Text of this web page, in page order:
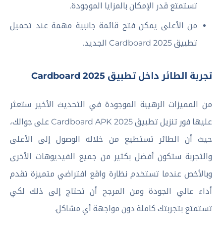
تستمتع قدر الإمكان بالمزايا الموجودة.
من الأعلى يمكن فتح قائمة جانبية مهمة عند تحميل
تطبيق Cardboard 2025 الجديد.
تجربة الطائر داخل تطبيق Cardboard 2025
من المميزات الرهيبة الموجودة في التحديث الأخير ستعثر
عليها فور تنزيل تطبيق Cardboard APK 2025 على جوالك،
حيث أن الطائر تستطيع من خلاله الوصول إلى الأعلى
والتجربة ستكون أفضل بكثير من جميع الفيديوهات الأخرى
وبالأخص عندما تستخدم نظارة واقع افتراضي متميزة تقدم
أداء عالي الجودة ومن المرجح أن تحتاج إلى ذلك لكي
تستمتع بتجربتك كاملة دون مواجهة أي مشاكل.